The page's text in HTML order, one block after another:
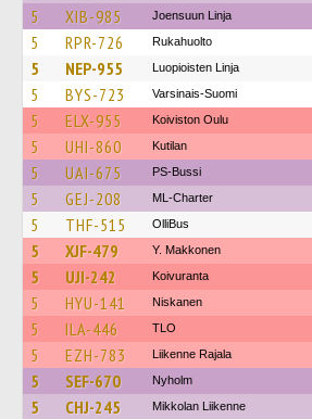
5 XIB-985 Joensuun Linja
5 RPR-726 Rukahuolto
5 NEP-955 Luopioisten Linja
5 BYS-723 Varsinais-Suomi
5 ELX-955 Koiviston Oulu
5 UHI-860 Kutilan
5 UAI-675 PS-Bussi
5 GEJ-208 ML-Charter
5 THF-515 OlliBus
5 XJF-479 Y. Makkonen
5 UJI-242 Koivuranta
5 HYU-141 Niskanen
5 ILA-446 TLO
5 EZH-783 Liikenne Rajala
5 SEF-670 Nyholm
5 CHJ-245 Mikkolan Liikenne